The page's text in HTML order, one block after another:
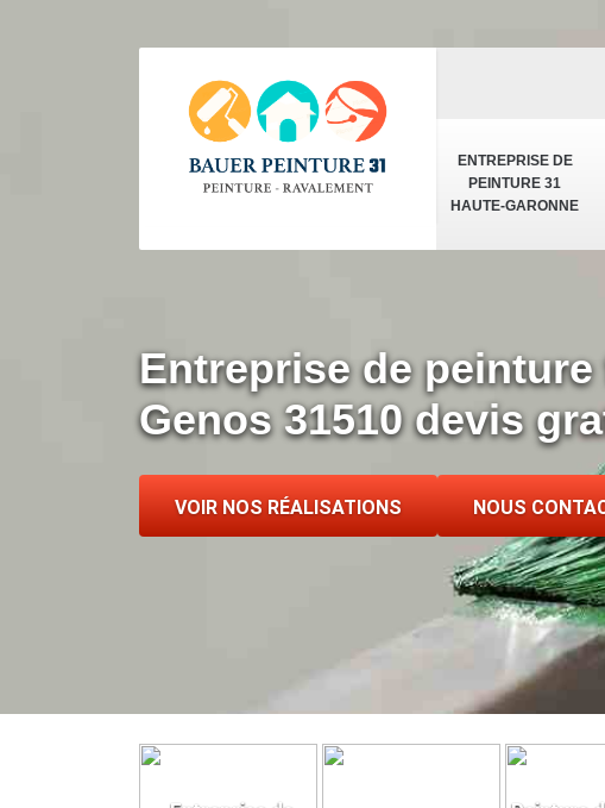
ENTREPRISE DE
PEINTURE 31
HAUTE-GARONNE
Entreprise de
Genos 31510 devis
VOIR NOS RÉALISATIONS NOUS